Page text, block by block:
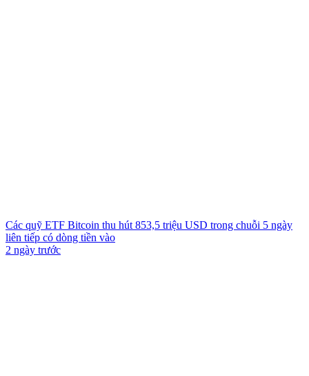
Các quỹ ETF Bitcoin thu hút 853,5 triệu USD trong chuỗi 5 ngày
liên tiếp có dòng tiền vào
2 ngày trước